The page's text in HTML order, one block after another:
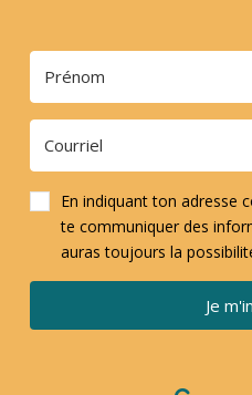
En indiquant ton adresse
te communiquer des
auras toujours la
Je